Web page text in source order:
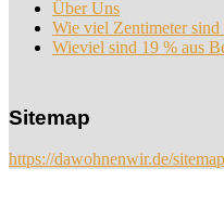
Über Uns
Wie viel Zentimeter sind
Wieviel sind 19 % aus
Sitemap
https://dawohnenwir.de/